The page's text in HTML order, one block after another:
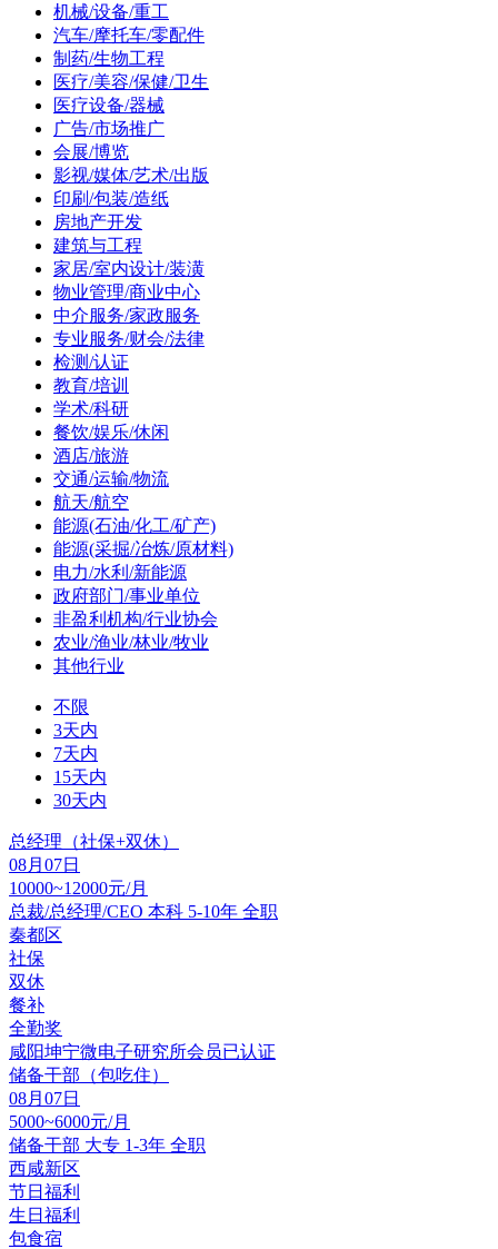
机械/设备/重工
汽车/摩托车/零配件
制药/生物工程
医疗/美容/保健/卫生
医疗设备/器械
广告/市场推广
会展/博览
影视/媒体/艺术/出版
印刷/包装/造纸
房地产开发
建筑与工程
家居/室内设计/装潢
物业管理/商业中心
中介服务/家政服务
专业服务/财会/法律
检测/认证
教育/培训
学术/科研
餐饮/娱乐/休闲
酒店/旅游
交通/运输/物流
航天/航空
能源(石油/化工/矿产)
能源(采掘/冶炼/原材料)
电力/水利/新能源
政府部门/事业单位
非盈利机构/行业协会
农业/渔业/林业/牧业
其他行业
不限
3天内
7天内
15天内
30天内
总经理（社保+双休）
08月07日
10000~12000元/月
总裁/总经理/CEO 本科 5-10年 全职
秦都区
社保
双休
餐补
全勤奖
咸阳坤宁微电子研究所会员已认证
储备干部（包吃住）
08月07日
5000~6000元/月
储备干部 大专 1-3年 全职
西咸新区
节日福利
生日福利
包食宿